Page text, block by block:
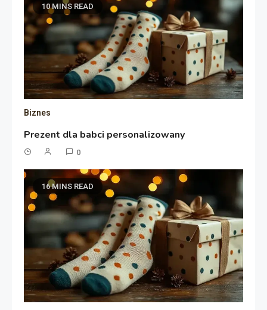
10 MINS READ
Biznes
Prezent dla babci personalizowany
0
16 MINS READ